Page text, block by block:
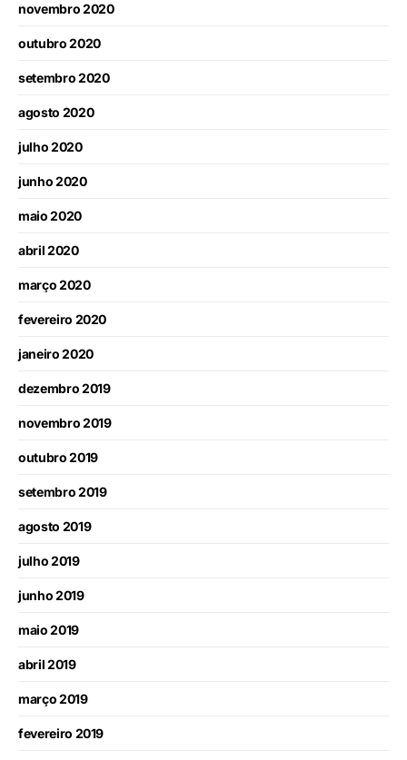
novembro 2020
outubro 2020
setembro 2020
agosto 2020
julho 2020
junho 2020
maio 2020
abril 2020
março 2020
fevereiro 2020
janeiro 2020
dezembro 2019
novembro 2019
outubro 2019
setembro 2019
agosto 2019
julho 2019
junho 2019
maio 2019
abril 2019
março 2019
fevereiro 2019